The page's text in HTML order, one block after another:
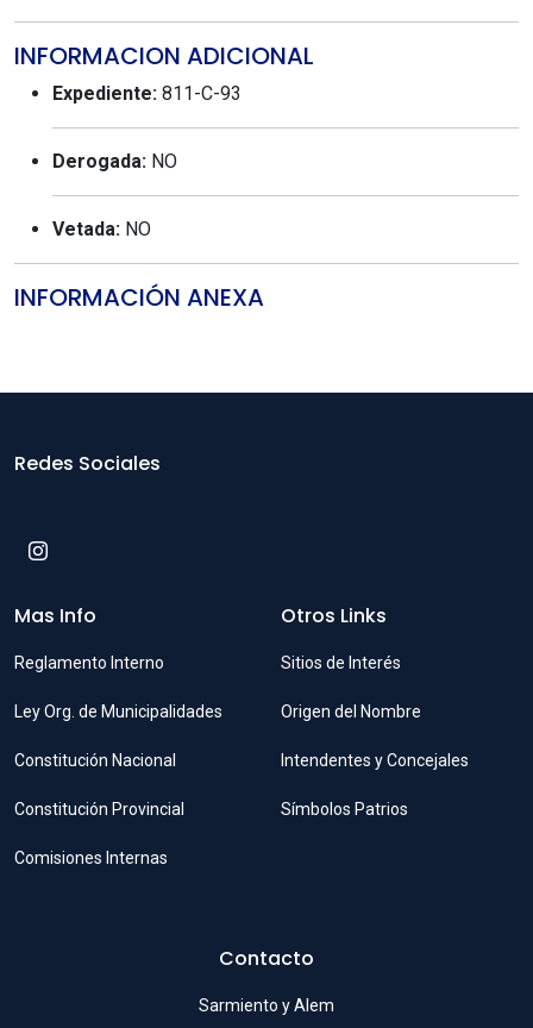
INFORMACION ADICIONAL
Expediente: 811-C-93
Derogada: NO
Vetada: NO
INFORMACIÓN ANEXA
Redes Sociales
Mas Info
Reglamento Interno
Ley Org. de Municipalidades
Constitución Nacional
Constitución Provincial
Comisiones Internas
Otros Links
Sitios de Interés
Origen del Nombre
Intendentes y Concejales
Símbolos Patrios
Contacto
Sarmiento y Alem